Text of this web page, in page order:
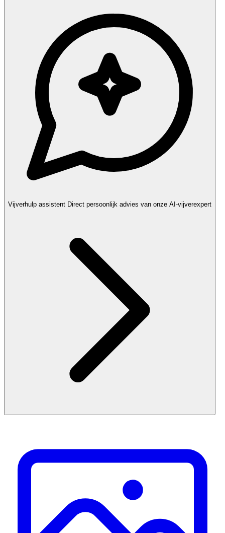
Vijverhulp assistent Direct persoonlijk advies van onze AI-vijverexpert